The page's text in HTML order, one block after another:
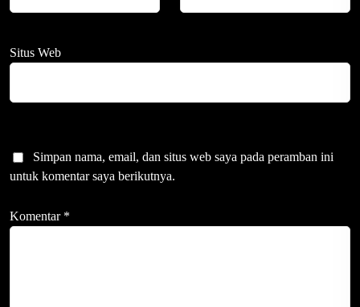
Situs Web
Simpan nama, email, dan situs web saya pada peramban ini
untuk komentar saya berikutnya.
Komentar *